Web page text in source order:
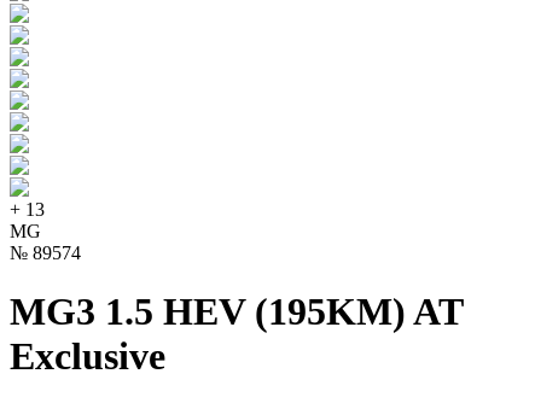
+ 13
MG
№ 89574
MG3 1.5 HEV (195KM) AT
Exclusive